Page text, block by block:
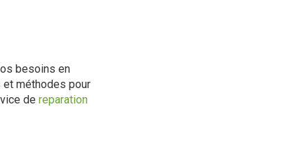
besoins en
méthodes pour
de reparation